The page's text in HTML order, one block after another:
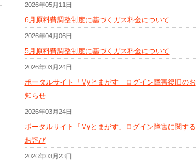
2026年05月11日
6月原料費調整制度に基づくガス料金について
2026年04月06日
5月原料費調整制度に基づくガス料金について
2026年03月24日
ポータルサイト「Myとまがす」ログイン障害復旧のお
知らせ
2026年03月24日
ポータルサイト「Myとまがす」ログイン障害に関する
お詫び
2026年03月23日